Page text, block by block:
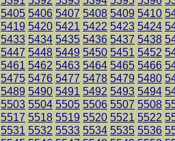
5405 5406 5407 5408 5409 5410
5419 5420 5421 5422 5423 5424
5433 5434 5435 5436 5437 5438
5447 5448 5449 5450 5451 5452
5461 5462 5463 5464 5465 5466
5475 5476 5477 5478 5479 5480
5489 5490 5491 5492 5493 5494
5503 5504 5505 5506 5507 5508
5517 5518 5519 5520 5521 5522
5531 5532 5533 5534 5535 5536